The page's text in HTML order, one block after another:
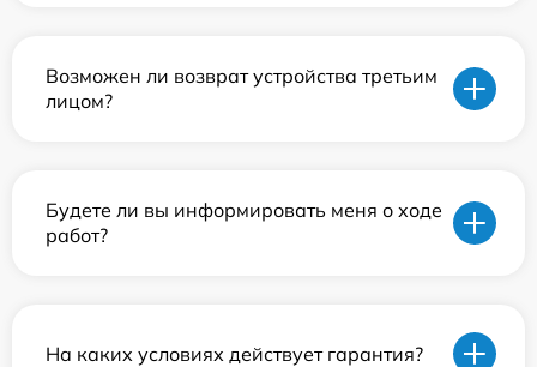
Возможен ли возврат устройства третьим
лицом?
Будете ли вы информировать меня о ходе
работ?
На каких условиях действует гарантия?